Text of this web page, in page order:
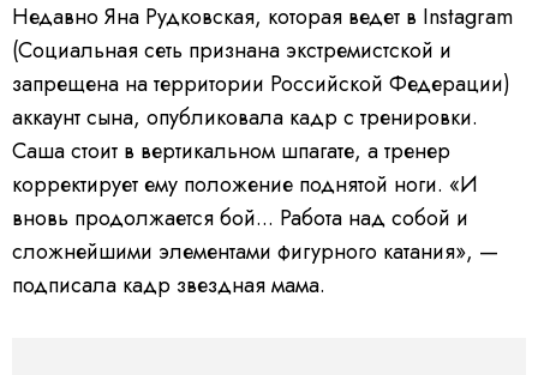
Недавно Яна Рудковская, которая ведет в Instagram
(Социальная сеть признана экстремистской и
запрещена на территории Российской Федерации)
аккаунт сына, опубликовала кадр с тренировки.
Саша стоит в вертикальном шпагате, а тренер
корректирует ему положение поднятой ноги. «И
вновь продолжается бой... Работа над собой и
сложнейшими элементами фигурного катания», —
подписала кадр звездная мама.